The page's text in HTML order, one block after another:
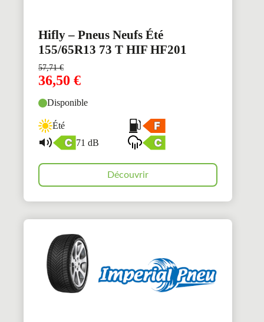
Hifly – Pneus Neufs Été
155/65R13 73 T HIF HF201
57,71€
36,50 €
Disponible
Été
71 dB
Découvrir